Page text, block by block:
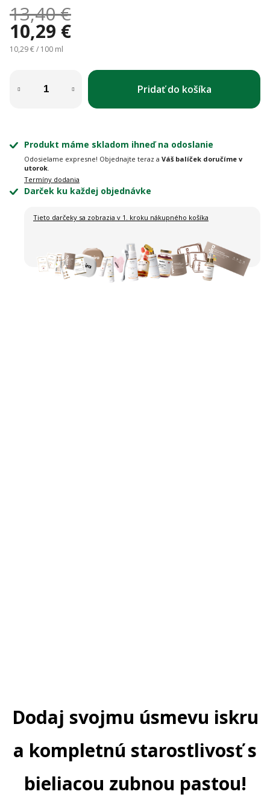
13,40 €
10,29 €
Jednotková cena:
10,29 € / 100 ml
Pridať do košíka
Produkt máme skladom ihneď na odoslanie
Odosielame expresne! Objednajte teraz a Váš balíček doručíme v
utorok.
Termíny dodania
Darček ku každej objednávke
Tieto darčeky sa zobrazia v 1. kroku nákupného košíka
Dodaj svojmu úsmevu iskru
a kompletnú starostlivosť s
bieliacou zubnou pastou!